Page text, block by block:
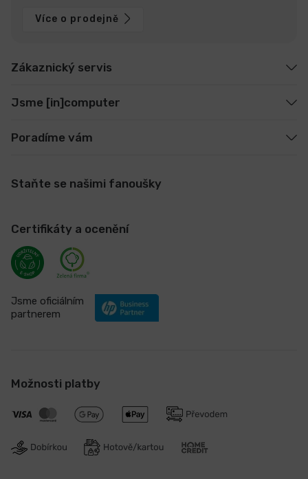
Více o prodejně
Zákaznický servis
Jsme [in]computer
Poradíme vám
Staňte se našimi fanoušky
Certifikáty a ocenění
Jsme oficiálním
partnerem
Možnosti platby